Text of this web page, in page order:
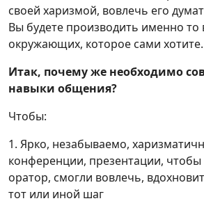
своей харизмой, вовлечь его
Вы будете производить именно то
окружающих, которое сами хотите.
Итак, почему же необходимо
навыки общения?
Чтобы:
1. Ярко, незабываемо,
конференции, презентации,
оратор, смогли вовлечь,
тот или иной шаг